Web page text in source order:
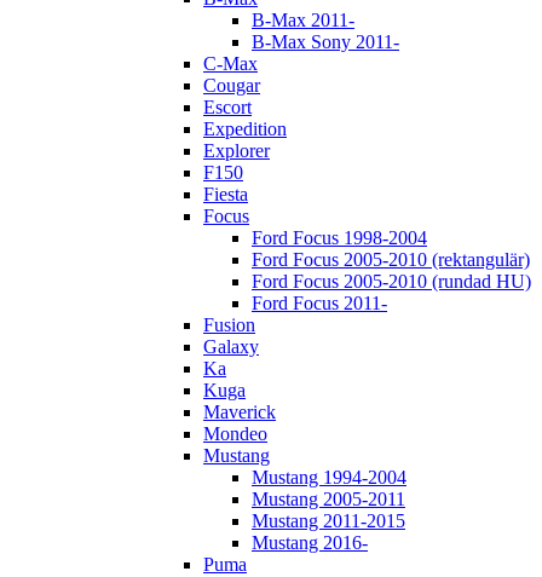
B-Max 2011-
B-Max Sony 2011-
C-Max
Cougar
Escort
Expedition
Explorer
F150
Fiesta
Focus
Ford Focus 1998-2004
Ford Focus 2005-2010 (rektangulär)
Ford Focus 2005-2010 (rundad HU)
Ford Focus 2011-
Fusion
Galaxy
Ka
Kuga
Maverick
Mondeo
Mustang
Mustang 1994-2004
Mustang 2005-2011
Mustang 2011-2015
Mustang 2016-
Puma